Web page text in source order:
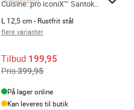
Cuisine::pro iconiX™ Santokukniv
L 12,5 cm - Rustfrit stål
flere varianter
Tilbud 199,95
Pris399,95
På lager online
Kan leveres til butik